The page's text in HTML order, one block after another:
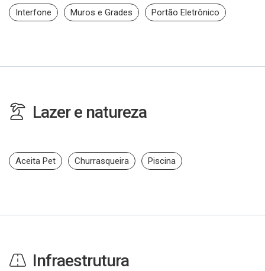
Interfone Muros e Grades Portão Eletrônico
Lazer e natureza
Aceita Pet Churrasqueira Piscina
Infraestrutura